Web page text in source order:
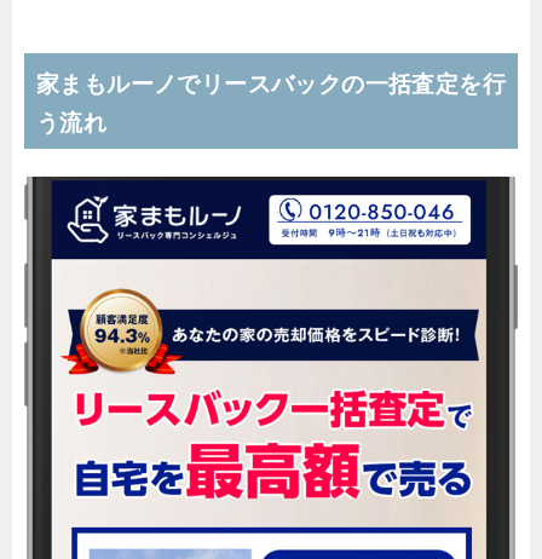
家まもルーノでリースバックの一括査定を行
う流れ